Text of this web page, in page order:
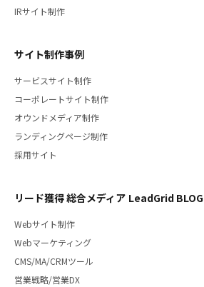
IRサイト制作
サイト制作事例
サービスサイト制作
コーポレートサイト制作
オウンドメディア制作
ランディングページ制作
採用サイト
リード獲得 総合メディア LeadGrid BLOG
Webサイト制作
Webマーケティング
CMS/MA/CRMツール
営業戦略/営業DX